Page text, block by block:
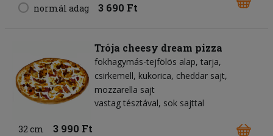
normál adag 3 690 Ft
Trója cheesy dream pizza
fokhagymás-tejfölös alap tarja
csirkemell kukorica cheddar sajt
mozzarella sajt
vastag tésztával, sok sajttal
32 cm 3 990 Ft